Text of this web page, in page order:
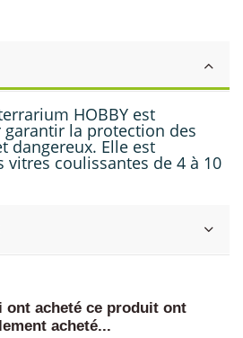
HOBBY est
la protection des
dangereux. Elle est
vitres coulissantes de 4 à 10
ont acheté ce produit ont
acheté...